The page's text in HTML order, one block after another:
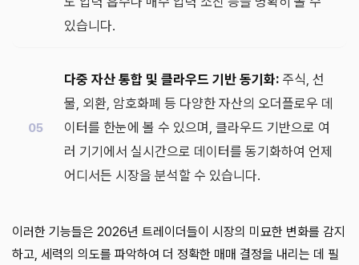
있습니다.
다중 자산 통합 및 클라우드 기반 동기화: 주식, 선
물, 외환, 암호화폐 등 다양한 자산의 오더플로우 데
이터를 한눈에 볼 수 있으며, 클라우드 기반으로 여
러 기기에서 실시간으로 데이터를 동기화하여 언제
어디서든 시장을 분석할 수 있습니다.
이러한 기능들은 2026년 트레이더들이 시장의 미묘한 변화를 감지
하고, 세력의 의도를 파악하여 더 정확한 매매 결정을 내리는 데 필